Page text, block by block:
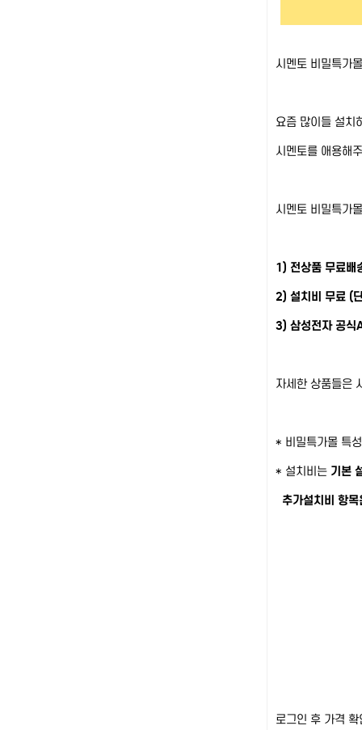
시멘토 비밀특가
요즘 많이들 설치
시멘토를 애용해
시멘토 비밀특가
1) 전상품 무료배
2) 설치비 무료 (
3) 삼성전자 공식
자세한 상품들은
* 비밀특가몰 특
* 설치비는 기본
추가설치비 항
로그인 후 가격 확